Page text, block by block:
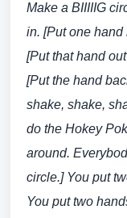
Make a BIIIIIG
in. [Put one hand
[Put that hand
[Put the hand
shake, shake,
do the Hokey
around.
circle.] You put
You put two